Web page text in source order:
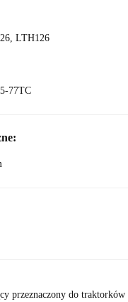
LTH126
77TC
przeznaczony do